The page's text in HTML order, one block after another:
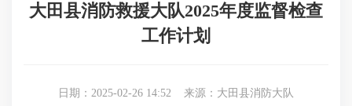
大田县消防救援大队2025年度监督检查
工作计划
日期：2025-02-26 14:52 来源：大田县消防大队